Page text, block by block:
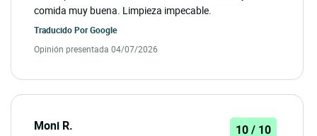
comida muy buena. Limpieza impecable.
Traducido PorGoogle
Opinión presentada 04/07/2026
Moni R. 10 / 10